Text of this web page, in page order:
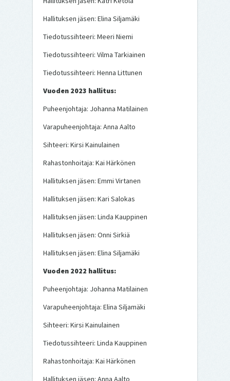
Hallituksen jäsen: Elina Siljamäki
Tiedotussihteeri: Meeri Niemi
Tiedotussihteeri: Vilma Tarkiainen
Tiedotussihteeri: Henna Littunen
Vuoden 2023 hallitus:
Puheenjohtaja: Johanna Matilainen
Varapuheenjohtaja: Anna Aalto
Sihteeri: Kirsi Kainulainen
Rahastonhoitaja: Kai Härkönen
Hallituksen jäsen: Emmi Virtanen
Hallituksen jäsen: Kari Salokas
Hallituksen jäsen: Linda Kauppinen
Hallituksen jäsen: Onni Sirkiä
Hallituksen jäsen: Elina Siljamäki
Vuoden 2022 hallitus:
Puheenjohtaja: Johanna Matilainen
Varapuheenjohtaja: Elina Siljamäki
Sihteeri: Kirsi Kainulainen
Tiedotussihteeri: Linda Kauppinen
Rahastonhoitaja: Kai Härkönen
Hallituksen jäsen: Anna Aalto